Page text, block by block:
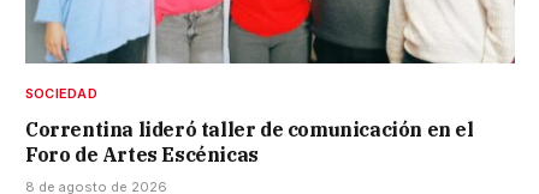
SOCIEDAD
Correntina lideró taller de comunicación en el
Foro de Artes Escénicas
8 de agosto de 2026